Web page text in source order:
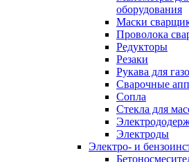
оборудования
Маски
Проволока
Редукторы
Резаки
Рукава для
Сварочные
Сопла
Стекла для
Электроды
Электро- и